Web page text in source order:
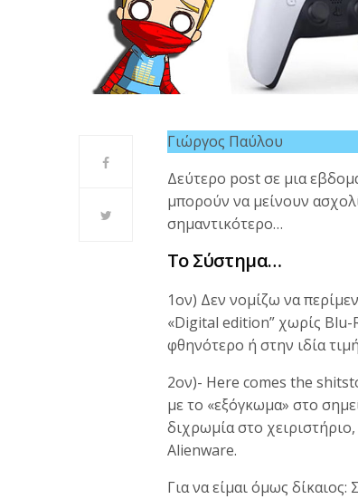
Γιώργος Παύλου
Δεύτερο post σε μια
μπορούν να μείνουν
σημαντικότερο…
Το Σύστημα…
1ον) Δεν νομίζω να
«Digital edition” χωρίς Blu-
φθηνότερο ή στην ιδία
2ον)- Here comes the
με το «εξόγκωμα» στο
διχρωμία στο
Alienware.
Για να είμαι όμως